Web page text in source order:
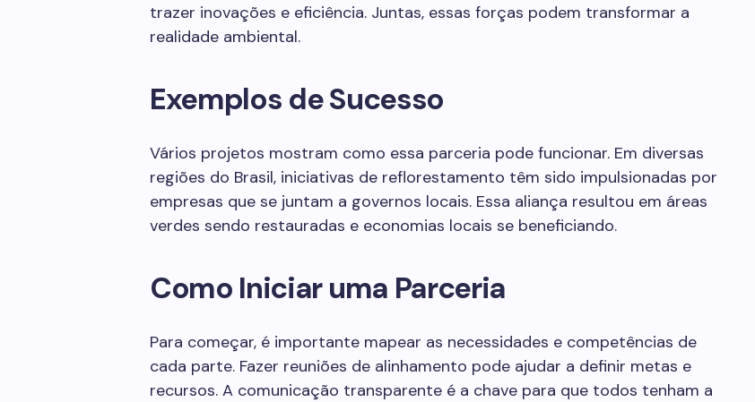
trazer inovações e eficiência. Juntas, essas forças podem transformar a
realidade ambiental.
Exemplos de Sucesso
Vários projetos mostram como essa parceria pode funcionar. Em diversas
regiões do Brasil, iniciativas de reflorestamento têm sido impulsionadas por
empresas que se juntam a governos locais. Essa aliança resultou em áreas
verdes sendo restauradas e economias locais se beneficiando.
Como Iniciar uma Parceria
Para começar, é importante mapear as necessidades e competências de
cada parte. Fazer reuniões de alinhamento pode ajudar a definir metas e
recursos. A comunicação transparente é a chave para que todos tenham a